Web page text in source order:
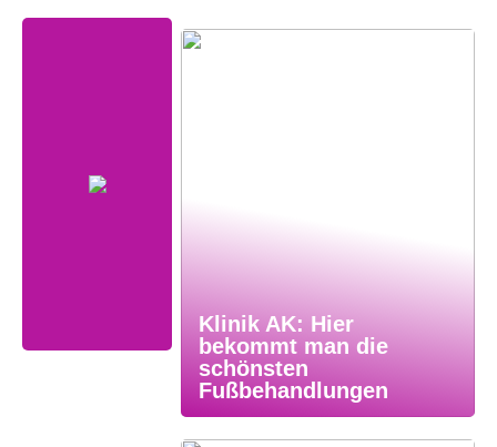
Klinik AK: Hier
bekommt man die
schönsten
Fußbehandlungen